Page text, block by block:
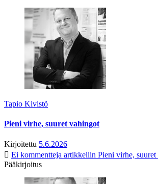
Tapio Kivistö
Pieni virhe, suuret vahingot
Kirjoitettu 5.6.2026
Ei kommentteja artikkeliin Pieni virhe, suuret
Pääkirjoitus